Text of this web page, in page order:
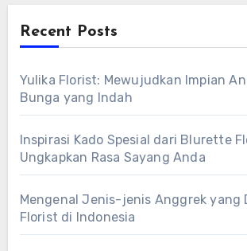
Recent Posts
Yulika Florist: Mewujudkan Impian
Bunga yang Indah
Inspirasi Kado Spesial dari Blurette
Ungkapkan Rasa Sayang Anda
Mengenal Jenis-jenis Anggrek yang
Florist di Indonesia